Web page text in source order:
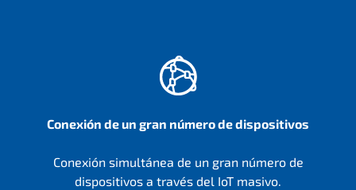
Conexión de un gran número de dispositivos
Conexión simultánea de un gran número de
dispositivos a través del IoT masivo.